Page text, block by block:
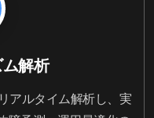
解析
アルタイム解析し、実